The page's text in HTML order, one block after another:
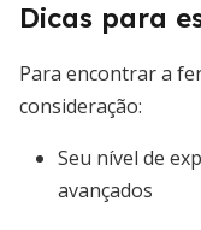
Dicas para
Para encontrar a
consideração:
Seu nível de
avançados